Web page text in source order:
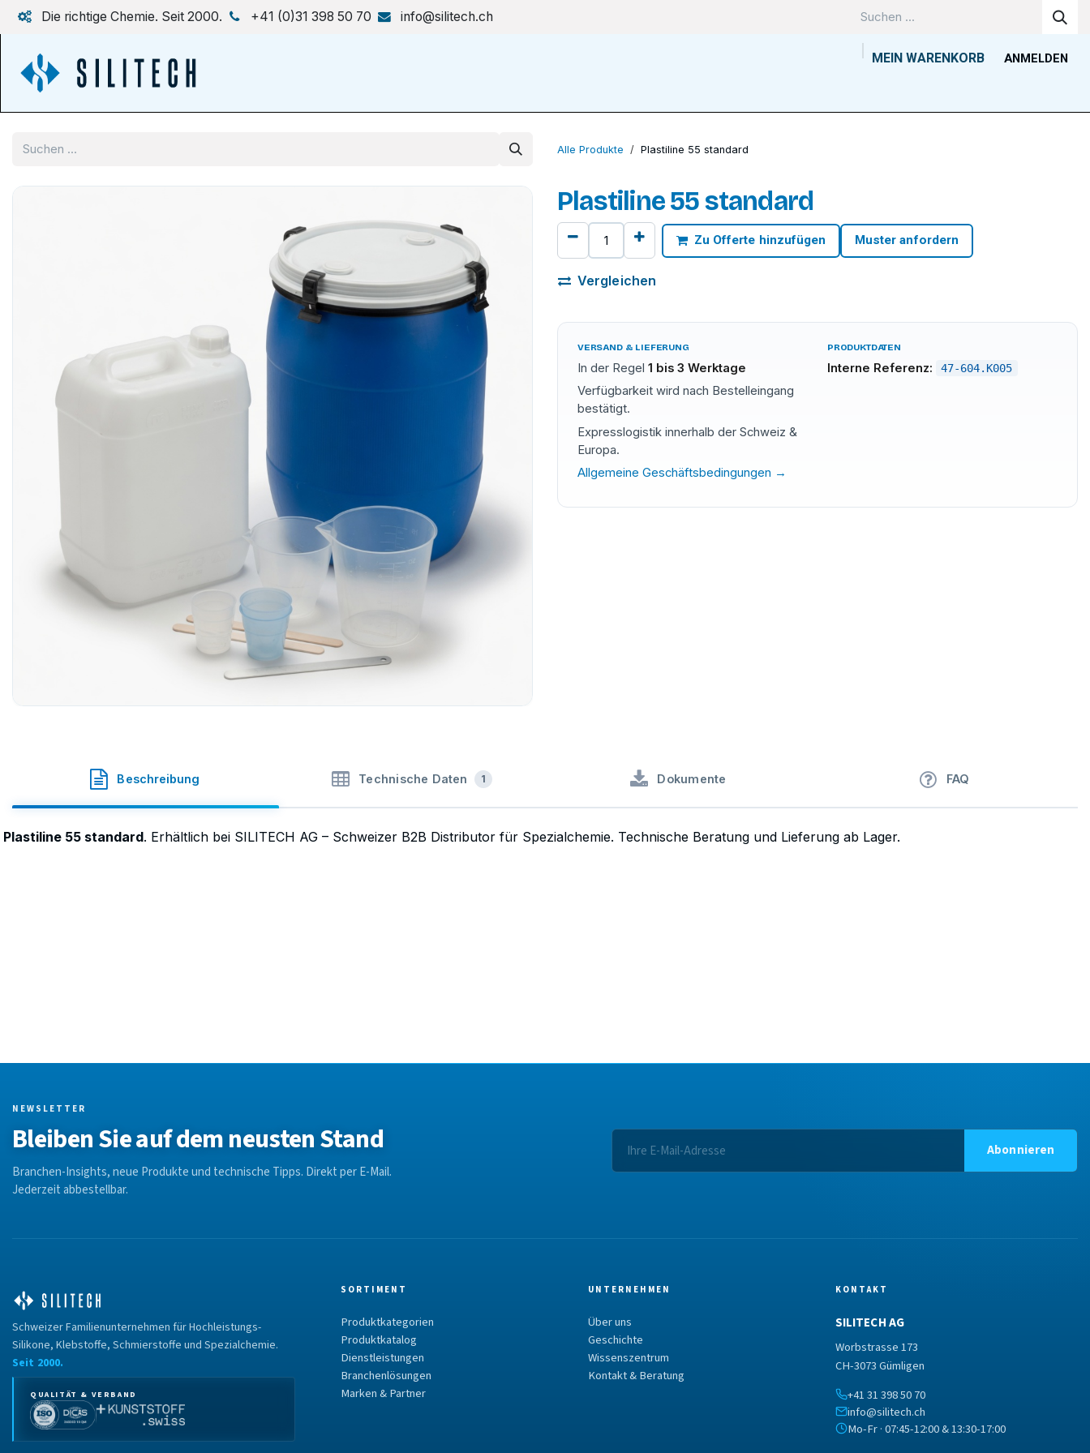
Zum Inhalt springen
Die richtige Chemie. Seit 2000. +41 (0)31 398 50 70 info@silitech.ch
MEIN WARENKORB ANMELDEN
Alle Produkte Plastiline 55 standard
Plastiline 55 standard
Zu Offerte hinzufügen Muster anfordern
Vergleichen
VERSAND & LIEFERUNG
In der Regel 1 bis 3 Werktage
Verfügbarkeit wird nach Bestelleingang
bestätigt.
Expresslogistik innerhalb der Schweiz &
Europa.
Allgemeine Geschäftsbedingungen →
PRODUKTDATEN
Interne Referenz: 47-604.K005
Beschreibung Technische Daten 1 Dokumente FAQ
Plastiline 55 standard. Erhältlich bei SILITECH AG – Schweizer B2B Distributor für Spezialchemie. Technische Beratung und Lieferung ab Lager.
NEWSLETTER
Bleiben Sie auf dem neusten Stand
Branchen-Insights, neue Produkte und technische Tipps. Direkt per E-Mail.
Jederzeit abbestellbar.
Abonnieren
Schweizer Familienunternehmen für Hochleistungs-
Silikone, Klebstoffe, Schmierstoffe und Spezialchemie.
Seit 2000.
QUALITÄT & VERBAND
SORTIMENT
Produktkategorien
Produktkatalog
Dienstleistungen
Branchenlösungen
Marken & Partner
UNTERNEHMEN
Über uns
Geschichte
Wissenszentrum
Kontakt & Beratung
KONTAKT
SILITECH AG
Worbstrasse 173
CH-3073 Gümligen
+41 31 398 50 70
info@silitech.ch
Mo-Fr · 07:45-12:00 & 13:30-17:00